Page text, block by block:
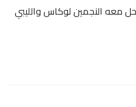
معه النجمين لوكاس والليبي